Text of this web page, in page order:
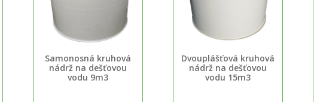
Samonosná kruhová
nádrž na dešťovou
vodu 9m3
Dvouplášťová kruhová
nádrž na dešťovou
vodu 15m3